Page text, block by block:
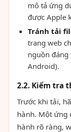
mô tả ứng
được Apple
Tránh tải
trang web
nguồn đáng
Android).
2.2. Kiểm tra
Trước khi tải,
hành. Một ứng
hành rõ ràng,